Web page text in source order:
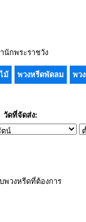
นักพระราชวัง
ม้ พวงหรีดพัดลม พว
วัดที่จัดส่ง:
พวงหรีดที่ต้องการ